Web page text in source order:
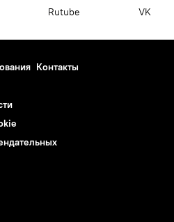
Rutube VK
Контакты